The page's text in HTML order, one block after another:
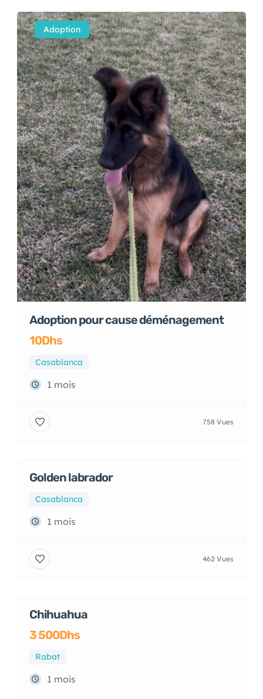
Adoption
Adoption pour cause déménagement
10Dhs
Casablanca
1 mois
758 Vues
Golden labrador
Casablanca
1 mois
462 Vues
Adoption
Chihuahua
3 500Dhs
Rabat
1 mois